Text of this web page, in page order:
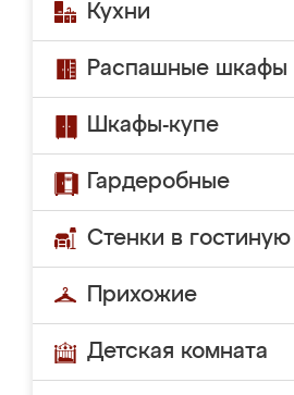
Кухни
Распашные шкафы
Шкафы-купе
Гардеробные
Стенки в гостиную
Прихожие
Детская комната